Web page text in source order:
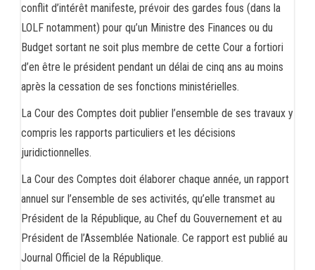
conflit d’intérêt manifeste, prévoir des gardes fous (dans la
LOLF notamment) pour qu’un Ministre des Finances ou du
Budget sortant ne soit plus membre de cette Cour a fortiori
d’en être le président pendant un délai de cinq ans au moins
après la cessation de ses fonctions ministérielles.
La Cour des Comptes doit publier l’ensemble de ses travaux y
compris les rapports particuliers et les décisions
juridictionnelles.
La Cour des Comptes doit élaborer chaque année, un rapport
annuel sur l’ensemble de ses activités, qu’elle transmet au
Président de la République, au Chef du Gouvernement et au
Président de l’Assemblée Nationale. Ce rapport est publié au
Journal Officiel de la République.